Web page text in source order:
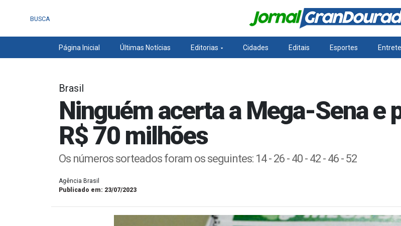
BUSCA
Página Inicial Últimas Notícias Editorias Cidades Editais Esportes
Brasil
Ninguém acerta a Mega-Sena e
R$ 70 milhões
Os números sorteados foram os seguintes: 14 - 26 - 40 - 42 - 46 - 52
Agência Brasil
Publicado em: 23/07/2023